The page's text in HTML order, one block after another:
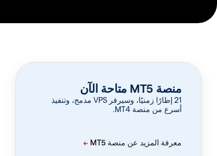
منصة MT5 متاحة الآن
‏21 إطارًا زمنيًا، وسيرفر VPS مدمج، وتنفيذ
أسرع من منصة MT4.